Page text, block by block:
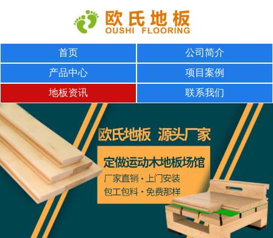
首页
公司简介
产品中心
项目案例
地板资讯
联系我们